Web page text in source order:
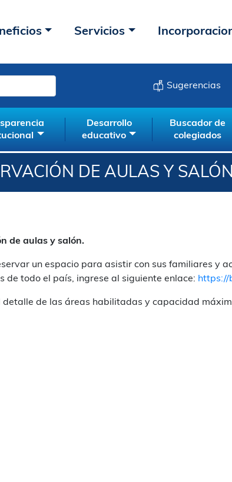
Servicios
Sugerencias
Desarrollo
educativo
Buscador de
colegiados
DE AULAS Y SALÓN
de aulas y salón.
un espacio para asistir con sus familiares y
de todo el país, ingrese al siguiente enlace: https://
detalle de las áreas habilitadas y capacidad